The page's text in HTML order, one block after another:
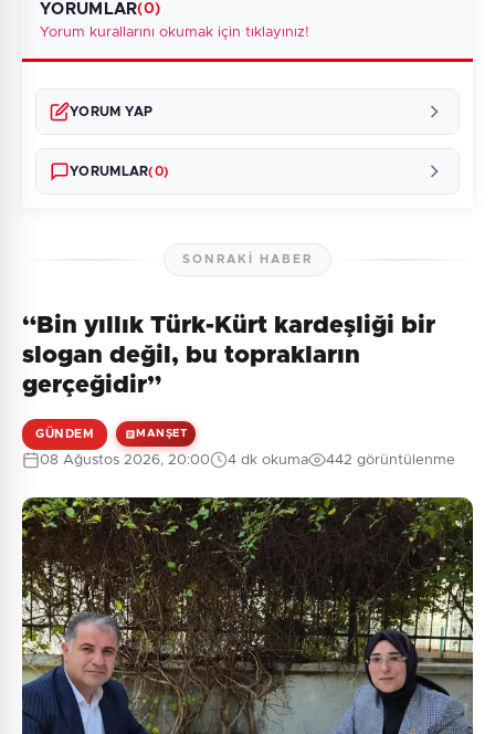
YORUMLAR(0)
Yorum kurallarını okumak için tıklayınız!
YORUM YAP
Güvenlik Sorusu:
10 + 6 = ?
Gönder
YORUMLAR(0)
Henüz yorum yapılmamış. İlk yorumu siz yapın!
SONRAKI HABER
“Bin yıllık Türk-Kürt kardeşliği bir
slogan değil, bu toprakların
gerçeğidir”
GÜNDEM MANŞET
08 Ağustos 2026, 20:00 4 dk okuma 442 görüntülenme